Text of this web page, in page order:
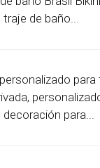
de baño...
para
decoración para...